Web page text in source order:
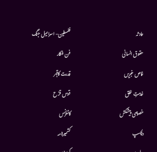
حادثہ
حقوق انسانی
خاص خبریں
خدمتِ خلق
خصوصی پیشکش
دلچسپ
فلسطین- اسرائیل جنگ
فن فنکار
قدرت کاقہر
قوس قزح
کانفرنس
کشمیرنامہ